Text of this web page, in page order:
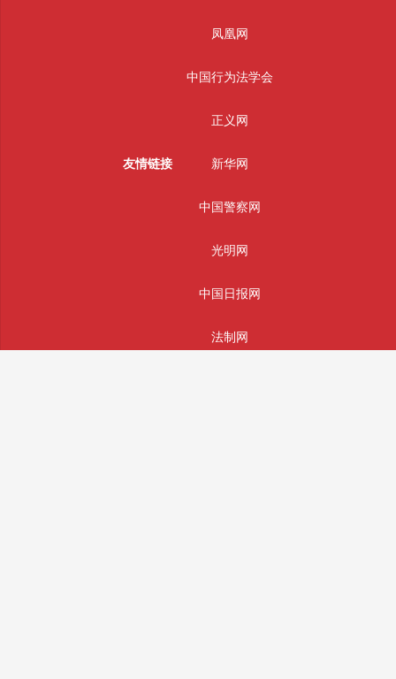
友情链接
凤凰网
中国行为法学会
正义网
新华网
中国警察网
光明网
中国日报网
法制网